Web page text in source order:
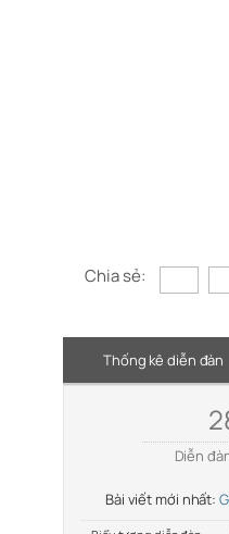
Chia sẻ:
Thống kê diễn đàn
Diễn
Bài viết mới nhất: